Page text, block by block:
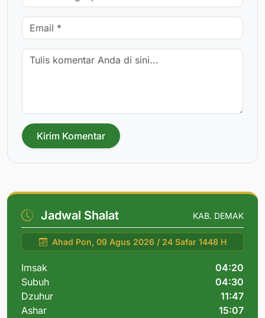
Kirim Komentar
Jadwal Shalat KAB. DEMAK
Ahad Pon, 09 Agus 2026 / 24 Safar 1448 H
Imsak
04:20
Subuh
04:30
Dzuhur
11:47
Ashar
15:07